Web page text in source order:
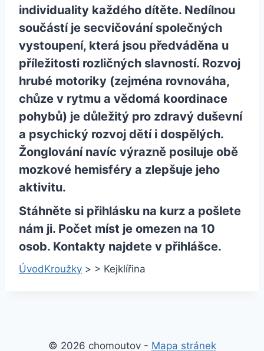
individuality každého dítěte. Nedílnou
součástí je secvičování společných
vystoupení, která jsou předváděna u
příležitosti rozličných slavností. Rozvoj
hrubé motoriky (zejména rovnováha,
chůze v rytmu a vědomá koordinace
pohybů) je důležitý pro zdravý duševní
a psychický rozvoj dětí i dospělých.
Žonglování navíc výrazně posiluje obě
mozkové hemisféry a zlepšuje jeho
aktivitu.
Stáhněte si přihlásku na kurz a pošlete
nám ji. Počet míst je omezen na 10
osob. Kontakty najdete v přihlášce.
ÚvodKroužky > > Kejklířina
© 2026 chomoutov - Mapa stránek